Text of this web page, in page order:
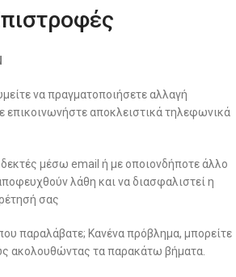
να πραγματοποιήσετε αλλαγή
επικοινωνήστε αποκλειστικά τηλεφωνικά
δεκτές μέσω email ή με οποιονδήποτε άλλο
λάθη και να διασφαλιστεί η
σας
παραλάβατε; Κανένα πρόβλημα, μπορείτε
ακολουθώντας τα παρακάτω βήματα.